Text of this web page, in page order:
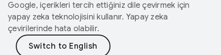
Google, içerikleri tercih ettiğiniz dile çevirmek için
yapay zeka teknolojisini kullanır. Yapay zeka
çevirilerinde hata olabilir.